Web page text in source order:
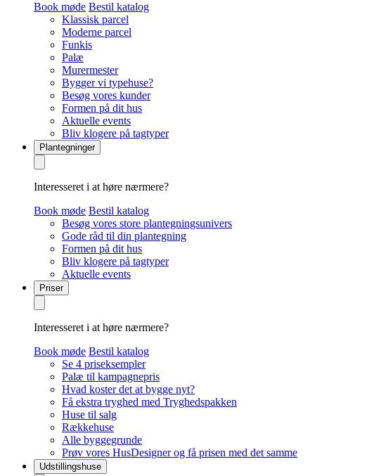
Book møde Bestil katalog
Klassisk parcel
Moderne parcel
Funkis
Palæ
Murermester
Bygger vi typehuse?
Besøg vores kunder
Formen på dit hus
Aktuelle events
Bliv klogere på tagtyper
Plantegninger
Interesseret i at høre nærmere?
Book møde Bestil katalog
Besøg vores store plantegningsunivers
Gode råd til din plantegning
Formen på dit hus
Bliv klogere på tagtyper
Aktuelle events
Priser
Interesseret i at høre nærmere?
Book møde Bestil katalog
Se 4 priseksempler
Palæ til kampagnepris
Hvad koster det at bygge nyt?
Få ekstra tryghed med Tryghedspakken
Huse til salg
Rækkehuse
Alle byggegrunde
Prøv vores HusDesigner og få prisen med det samme
Udstillingshuse